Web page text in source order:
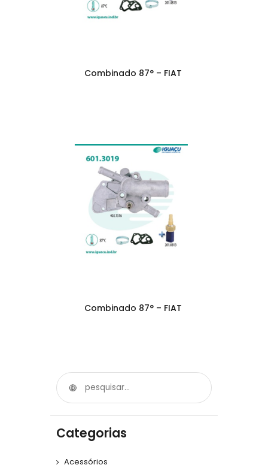
Combinado 87° – FIAT
Combinado 87° – FIAT
Categorias
Acessórios